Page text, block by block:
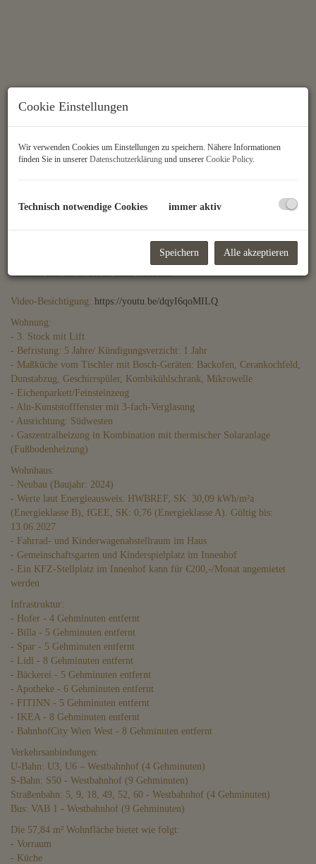
Beschreibung
Vermietet wird diese gut aufgeteilte 2-Zimmer-Wohnung mit Loggia im
6. Wiener Gemeindebezirk Mariahilf! Die ca. 58 m² große Wohnung
befindet sich im 3. Stock eines Neubaus!
Video-Besichtigung: https://youtu.be/dqyI6qoMILQ
Wohnung:
- 3. Stock mit Lift
- Befristung: 5 Jahre/ Kündigungsverzicht: 1 Jahr
- Maßküche vom Tischler mit Bosch-Geräten: Backofen, Cerankochfeld,
Dunstabzug, Geschirrspüler, Kombikühlschrank, Mikrowelle
- Eichenparkett/Feinsteinzeug
- Alu-Kunststofffenster mit 3-fach-Verglasung
- Ausrichtung: Südwesten
- Gaszentralheizung in Kombination mit thermischer Solaranlage
(Fußbodenheizung)
Wohnhaus:
- Neubau (Baujahr: 2024)
- Werte laut Energieausweis: HWBREF, SK: 30,09 kWh/m²a
(Energieklasse B), fGEE, SK: 0,76 (Energieklasse A). Gültig bis:
13.06.2027
- Fahrrad- und Kinderwagenabstellraum im Haus
- Gemeinschaftsgarten und Kinderspielplatz im Innenhof
- Ein KFZ-Stellplatz im Innenhof kann für €200,-/Monat angemietet
werden
Infrastruktur:
- Hofer - 4 Gehminuten entfernt
- Billa - 5 Gehminuten entfernt
- Spar - 5 Gehminuten entfernt
- Lidl - 8 Gehminuten entfernt
- Bäckerei - 5 Gehminuten entfernt
- Apotheke - 6 Gehminuten entfernt
- FITINN - 5 Gehminuten entfernt
- IKEA - 8 Gehminuten entfernt
- BahnhofCity Wien West - 8 Gehminuten entfernt
Verkehrsanbindungen:
U-Bahn: U3, U6 – Westbahnhof (4 Gehminuten)
S-Bahn: S50 - Westbahnhof (9 Gehminuten)
Straßenbahn: 5, 9, 18, 49, 52, 60 - Westbahnhof (4 Gehminuten)
Bus: VAB 1 - Westbahnhof (9 Gehminuten)
Die 57,84 m² Wohnfläche bietet wie folgt:
- Vorraum
- Küche
Cookie Einstellungen
Wir verwenden Cookies um Einstellungen zu speichern. Nähere Informationen
finden Sie in unserer Datenschutzerklärung und unserer Cookie Policy.
Technisch notwendige Cookies immer aktiv
Speichern Alle akzeptieren